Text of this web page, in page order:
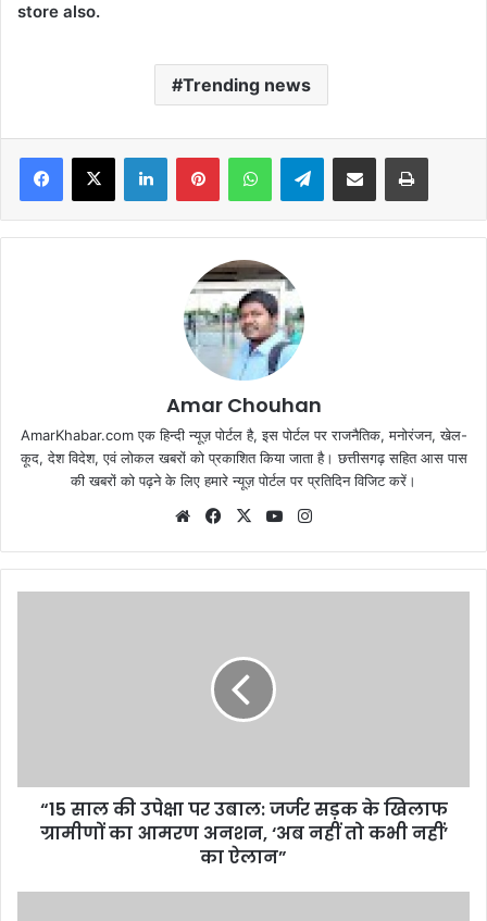
store also.
Trending news
Facebook
X LinkedInPinterestWhatsAppTelegramShare via Email Print
Amar Chouhan
AmarKhabar.com एक हिन्दी न्यूज़ पोर्टल है, इस पोर्टल पर राजनैतिक, मनोरंजन, खेल-
कूद, देश विदेश, एवं लोकल खबरों को प्रकाशित किया जाता है। छत्तीसगढ़ सहित आस पास
की खबरों को पढ़ने के लिए हमारे न्यूज़ पोर्टल पर प्रतिदिन विजिट करें।
WebsiteFacebook
X YouTube
“15 साल की उपेक्षा पर उबाल: जर्जर सड़क के खिलाफ
ग्रामीणों का आमरण अनशन, ‘अब नहीं तो कभी नहीं’
का ऐलान”